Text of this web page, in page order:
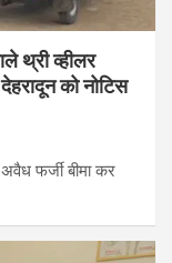
थ्री व्हीलर
को नोटिस
फर्जी बीमा कर